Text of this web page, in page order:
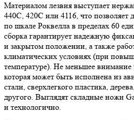
Материалом лезвия выступает
440С, 420С или 4116, что позволяет
по шкале Роквелла в пределах 60
сборка гарантирует надежную
и закрытом положении, а также
климатических условиях (при
температуре). Не меньшее внимание
которая может быть исполнена из
стали, сверхлегкого пластика,
другого. Выглядят складные ножи
и технологично.